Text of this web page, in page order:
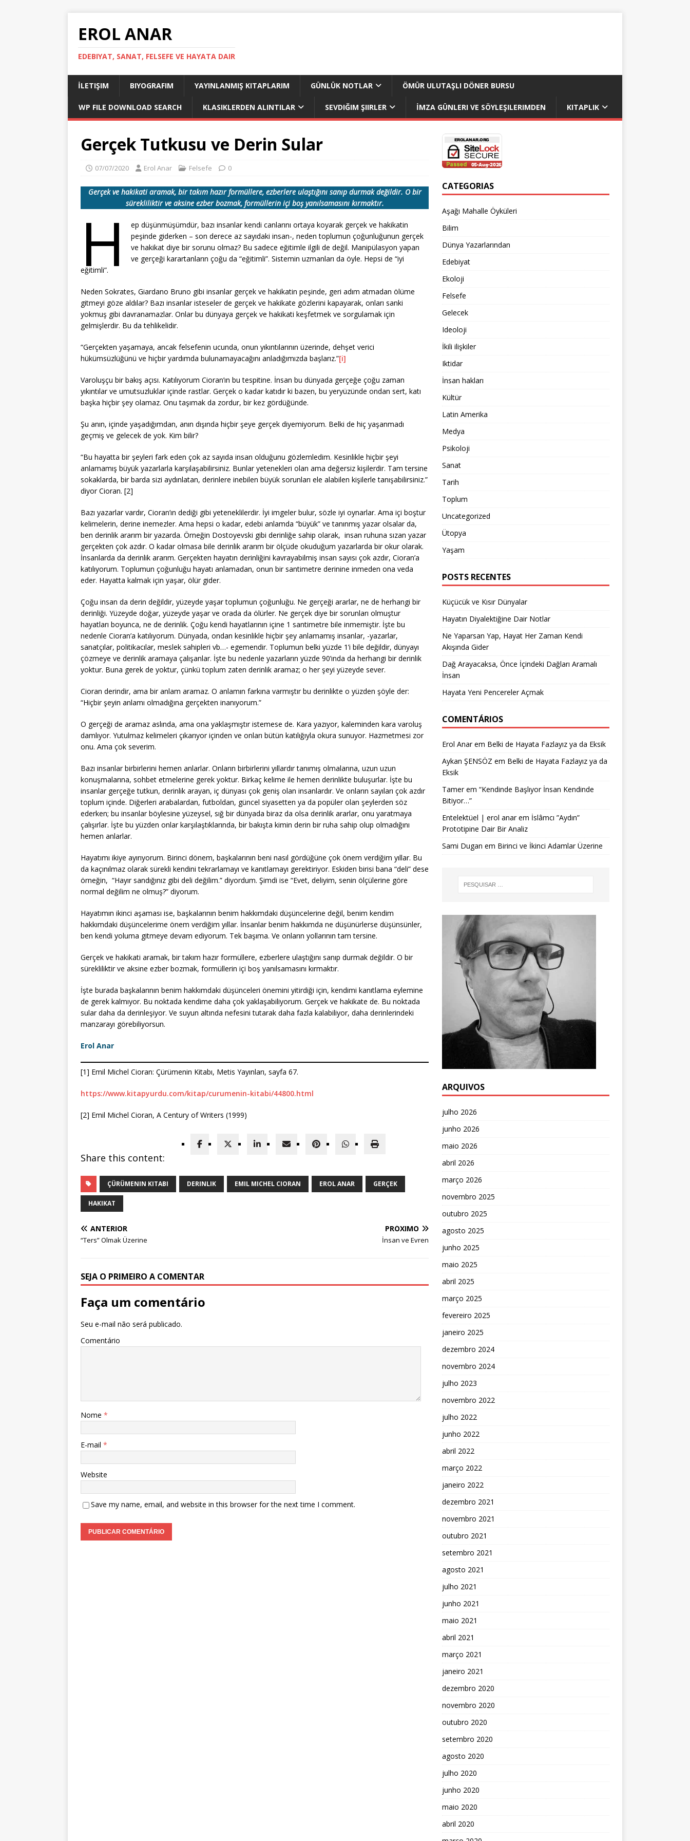
EROL ANAR
EDEBIYAT, SANAT, FELSEFE VE HAYATA DAIR
İLETIŞIM BIYOGRAFIM YAYINLANMIŞ KITAPLARIM GÜNLÜK NOTLAR ÖMÜR ULUTAŞLI DÖNER BURSU
WP FILE DOWNLOAD SEARCH KLASIKLERDEN ALINTILAR SEVDIĞIM ŞIIRLER İMZA GÜNLERI VE SÖYLEŞILERIMDEN KITAPLIK
Gerçek Tutkusu ve Derin Sular
07/07/2020 Erol Anar Felsefe 0
Gerçek ve hakikati aramak, bir takım hazır formüllere, ezberlere ulaştığını sanıp durmak değildir. O bir
sürekliliktir ve aksine ezber bozmak, formüllerin içi boş yanılsamasını kırmaktır.
H
ep düşünmüşümdür, bazı insanlar kendi canlarını ortaya koyarak gerçek ve hakikatin
peşinde giderken – son derece az sayıdaki insan-, neden toplumun çoğunluğunun gerçek
ve hakikat diye bir sorunu olmaz? Bu sadece eğitimle ilgili de değil. Manipülasyon yapan
ve gerçeği karartanların çoğu da “eğitimli”. Sistemin uzmanları da öyle. Hepsi de “iyi
eğitimli”.
Neden Sokrates, Giardano Bruno gibi insanlar gerçek ve hakikatin peşinde, geri adım atmadan ölüme
gitmeyi göze aldılar? Bazı insanlar isteseler de gerçek ve hakikate gözlerini kapayarak, onları sanki
yokmuş gibi davranamazlar. Onlar bu dünyaya gerçek ve hakikati keşfetmek ve sorgulamak için
gelmişlerdir. Bu da tehlikelidir.
“Gerçekten yaşamaya, ancak felsefenin ucunda, onun yıkıntılarının üzerinde, dehşet verici
hükümsüzlüğünü ve hiçbir yardımda bulunamayacağını anladığımızda başlarız.”[i]
Varoluşçu bir bakış açısı. Katılıyorum Cioran’ın bu tespitine. İnsan bu dünyada gerçeğe çoğu zaman
yıkıntılar ve umutsuzluklar içinde rastlar. Gerçek o kadar katıdır ki bazen, bu yeryüzünde ondan sert, katı
başka hiçbir şey olamaz. Onu taşımak da zordur, bir kez gördüğünde.
Şu anın, içinde yaşadığımdan, anın dışında hiçbir şeye gerçek diyemiyorum. Belki de hiç yaşanmadı
geçmiş ve gelecek de yok. Kim bilir?
“Bu hayatta bir şeyleri fark eden çok az sayıda insan olduğunu gözlemledim. Kesinlikle hiçbir şeyi
anlamamış büyük yazarlarla karşılaşabilirsiniz. Bunlar yetenekleri olan ama değersiz kişilerdir. Tam tersine
sokaklarda, bir barda sizi aydınlatan, derinlere inebilen büyük sorunları ele alabilen kişilerle tanışabilirsiniz.”
diyor Cioran. [2]
Bazı yazarlar vardır, Cioran’ın dediği gibi yeteneklilerdir. İyi imgeler bulur, sözle iyi oynarlar. Ama içi boştur
kelimelerin, derine inemezler. Ama hepsi o kadar, edebi anlamda “büyük” ve tanınmış yazar olsalar da,
ben derinlik ararım bir yazarda. Örneğin Dostoyevski gibi derinliğe sahip olarak, insan ruhuna sızan yazar
gerçekten çok azdır. O kadar olmasa bile derinlik ararım bir ölçüde okuduğum yazarlarda bir okur olarak.
İnsanlarda da derinlik ararım. Gerçekten hayatın derinliğini kavrayabilmiş insan sayısı çok azdır, Cioran’a
katılıyorum. Toplumun çoğunluğu hayatı anlamadan, onun bir santimetre derinine inmeden ona veda
eder. Hayatta kalmak için yaşar, ölür gider.
Çoğu insan da derin değildir, yüzeyde yaşar toplumun çoğunluğu. Ne gerçeği ararlar, ne de herhangi bir
derinliği. Yüzeyde doğar, yüzeyde yaşar ve orada da ölürler. Ne gerçek diye bir sorunları olmuştur
hayatları boyunca, ne de derinlik. Çoğu kendi hayatlarının içine 1 santimetre bile inmemiştir. İşte bu
nedenle Cioran’a katılıyorum. Dünyada, ondan kesinlikle hiçbir şey anlamamış insanlar, -yazarlar,
sanatçılar, politikacılar, meslek sahipleri vb…- egemendir. Toplumun belki yüzde 1’i bile değildir, dünyayı
çözmeye ve derinlik aramaya çalışanlar. İşte bu nedenle yazarların yüzde 90’ında da herhangi bir derinlik
yoktur. Buna gerek de yoktur, çünkü toplum zaten derinlik aramaz; o her şeyi yüzeyde sever.
Cioran derindir, ama bir anlam aramaz. O anlamın farkına varmıştır bu derinlikte o yüzden şöyle der:
“Hiçbir şeyin anlamı olmadığına gerçekten inanıyorum.”
O gerçeği de aramaz aslında, ama ona yaklaşmıştır istemese de. Kara yazıyor, kaleminden kara varoluş
damlıyor. Yutulmaz kelimeleri çıkarıyor içinden ve onları bütün katılığıyla okura sunuyor. Hazmetmesi zor
onu. Ama çok severim.
Bazı insanlar birbirlerini hemen anlarlar. Onların birbirlerini yıllardır tanımış olmalarına, uzun uzun
konuşmalarına, sohbet etmelerine gerek yoktur. Birkaç kelime ile hemen derinlikte buluşurlar. İşte bu
insanlar gerçeğe tutkun, derinlik arayan, iç dünyası çok geniş olan insanlardır. Ve onların sayıları çok azdır
toplum içinde. Diğerleri arabalardan, futboldan, güncel siyasetten ya da popüler olan şeylerden söz
ederken; bu insanlar böylesine yüzeysel, sığ bir dünyada biraz da olsa derinlik ararlar, onu yaratmaya
çalışırlar. İşte bu yüzden onlar karşılaştıklarında, bir bakışta kimin derin bir ruha sahip olup olmadığını
hemen anlarlar.
Hayatımı ikiye ayırıyorum. Birinci dönem, başkalarının beni nasıl gördüğüne çok önem verdiğim yıllar. Bu
da kaçınılmaz olarak sürekli kendini tekrarlamayı ve kanıtlamayı gerektiriyor. Eskiden birisi bana “deli” dese
örneğin, “Hayır sandığınız gibi deli değilim.” diyordum. Şimdi ise “Evet, deliyim, senin ölçülerine göre
normal değilim ne olmuş?” diyorum.
Hayatımın ikinci aşaması ise, başkalarının benim hakkımdaki düşüncelerine değil, benim kendim
hakkımdaki düşüncelerime önem verdiğim yıllar. İnsanlar benim hakkımda ne düşünürlerse düşünsünler,
ben kendi yoluma gitmeye devam ediyorum. Tek başıma. Ve onların yollarının tam tersine.
Gerçek ve hakikati aramak, bir takım hazır formüllere, ezberlere ulaştığını sanıp durmak değildir. O bir
sürekliliktir ve aksine ezber bozmak, formüllerin içi boş yanılsamasını kırmaktır.
İşte burada başkalarının benim hakkımdaki düşünceleri önemini yitirdiği için, kendimi kanıtlama eylemine
de gerek kalmıyor. Bu noktada kendime daha çok yaklaşabiliyorum. Gerçek ve hakikate de. Bu noktada
sular daha da derinleşiyor. Ve suyun altında nefesini tutarak daha fazla kalabiliyor, daha derinlerindeki
manzarayı görebiliyorsun.
Erol Anar
[1] Emil Michel Cioran: Çürümenin Kitabı, Metis Yayınları, sayfa 67.
https://www.kitapyurdu.com/kitap/curumenin-kitabi/44800.html
[2] Emil Michel Cioran, A Century of Writers (1999)
Share this content:
ÇÜRÜMENIN KITABI DERINLIK EMIL MICHEL CIORAN EROL ANAR GERÇEK
HAKIKAT
ANTERIOR
“Ters” Olmak Üzerine
PRÓXIMO
İnsan ve Evren
SEJA O PRIMEIRO A COMENTAR
Faça um comentário
Seu e-mail não será publicado.
Comentário
Nome *
E-mail *
Website
Save my name, email, and website in this browser for the next time I comment.
CATEGORIAS
Aşağı Mahalle Öyküleri
Bilim
Dünya Yazarlarından
Edebiyat
Ekoloji
Felsefe
Gelecek
Ideoloji
İkili ilişkiler
Iktidar
İnsan hakları
Kültür
Latin Amerika
Medya
Psikoloji
Sanat
Tarih
Toplum
Uncategorized
Ütopya
Yaşam
POSTS RECENTES
Küçücük ve Kısır Dünyalar
Hayatın Diyalektiğine Dair Notlar
Ne Yaparsan Yap, Hayat Her Zaman Kendi
Akışında Gider
Dağ Arayacaksa, Önce İçindeki Dağları Aramalı
İnsan
Hayata Yeni Pencereler Açmak
COMENTÁRIOS
Erol Anarem Belki de Hayata Fazlayız ya da Eksik
Aykan ŞENSÖZ em Belki de Hayata Fazlayız ya da
Eksik
Tamerem “Kendinde Başlıyor İnsan Kendinde
Bitiyor…”
Entelektüel | erol anarem İslâmcı ”Aydın”
Prototipine Dair Bir Analiz
Sami Dugan em Birinci ve İkinci Adamlar Üzerine
ARQUIVOS
julho 2026
junho 2026
maio 2026
abril 2026
março 2026
novembro 2025
outubro 2025
agosto 2025
junho 2025
maio 2025
abril 2025
março 2025
fevereiro 2025
janeiro 2025
dezembro 2024
novembro 2024
julho 2023
novembro 2022
julho 2022
junho 2022
abril 2022
março 2022
janeiro 2022
dezembro 2021
novembro 2021
outubro 2021
setembro 2021
agosto 2021
julho 2021
junho 2021
maio 2021
abril 2021
março 2021
janeiro 2021
dezembro 2020
novembro 2020
outubro 2020
setembro 2020
agosto 2020
julho 2020
junho 2020
maio 2020
abril 2020